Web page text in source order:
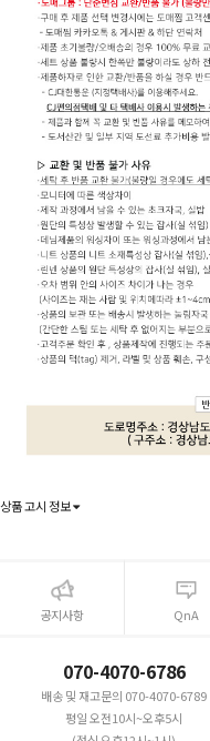
상품 고시 정보
공지사항 QnA
070-4070-6786
배송 및 재고문의 070-4070-6789
평일 오전10시~오후5시